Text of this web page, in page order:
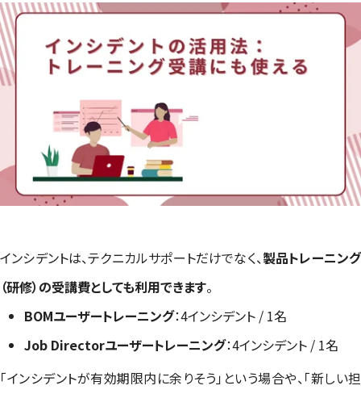
インシデントは、テクニカルサポートだけでなく、製品トレーニング
（研修）の受講費としても利用できます。
BOMユーザートレーニング：4インシデント / 1名
Job Directorユーザートレーニング：4インシデント / 1名
「インシデントが有効期限内に余りそう」という場合や、「新しい担